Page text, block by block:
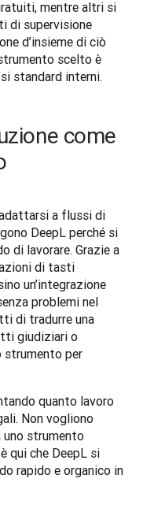
mentre altri si
di supervisione
d’insieme di ciò
scelto è
standard interni.
come
a flussi di
DeepL perché si
di lavorare. Grazie a
di tasti
un’integrazione
problemi nel
di tradurre una
giudiziari o
strumento per
quanto lavoro
Non vogliono
strumento
qui che DeepL si
rapido e organico in